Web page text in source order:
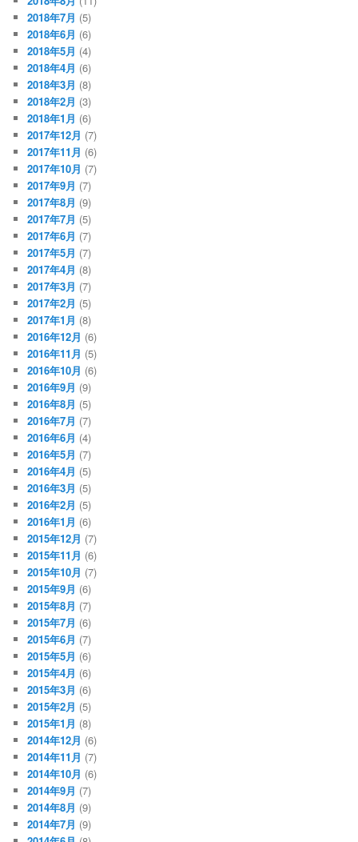
2018年7月 (5)
2018年6月 (6)
2018年5月 (4)
2018年4月 (6)
2018年3月 (8)
2018年2月 (3)
2018年1月 (6)
2017年12月 (7)
2017年11月 (6)
2017年10月 (7)
2017年9月 (7)
2017年8月 (9)
2017年7月 (5)
2017年6月 (7)
2017年5月 (7)
2017年4月 (8)
2017年3月 (7)
2017年2月 (5)
2017年1月 (8)
2016年12月 (6)
2016年11月 (5)
2016年10月 (6)
2016年9月 (9)
2016年8月 (5)
2016年7月 (7)
2016年6月 (4)
2016年5月 (7)
2016年4月 (5)
2016年3月 (5)
2016年2月 (5)
2016年1月 (6)
2015年12月 (7)
2015年11月 (6)
2015年10月 (7)
2015年9月 (6)
2015年8月 (7)
2015年7月 (6)
2015年6月 (7)
2015年5月 (6)
2015年4月 (6)
2015年3月 (6)
2015年2月 (5)
2015年1月 (8)
2014年12月 (6)
2014年11月 (7)
2014年10月 (6)
2014年9月 (7)
2014年8月 (9)
2014年7月 (9)